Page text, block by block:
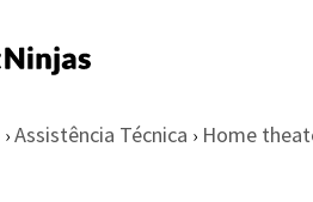
› Assistência Técnica › Home